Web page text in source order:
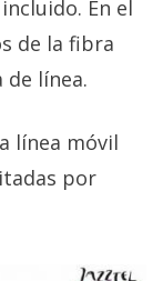
En el
de la fibra
de línea.
línea móvil
por